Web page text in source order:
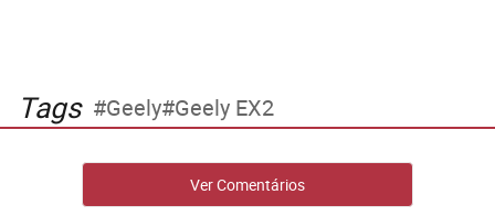
Tags Geely Geely EX2
Ver Comentários